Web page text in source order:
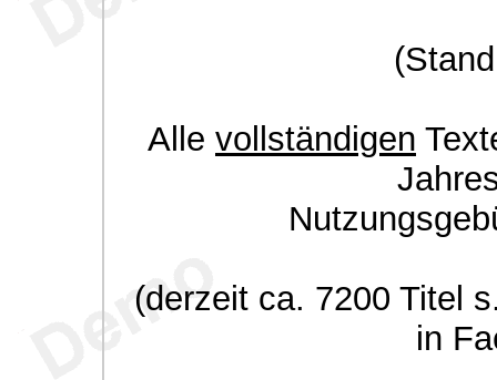
Alle vollständigen
(derzeit ca. 7200 Titel
in